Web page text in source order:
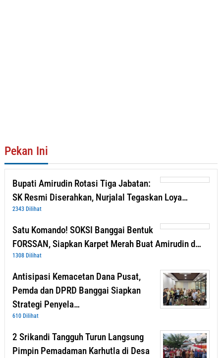
Pekan Ini
Bupati Amirudin Rotasi Tiga Jabatan:
SK Resmi Diserahkan, Nurjalal Tegaskan Loya…
2343 Dilihat
Satu Komando! SOKSI Banggai Bentuk
FORSSAN, Siapkan Karpet Merah Buat Amirudin d…
1308 Dilihat
Antisipasi Kemacetan Dana Pusat,
Pemda dan DPRD Banggai Siapkan
Strategi Penyela…
610 Dilihat
2 Srikandi Tangguh Turun Langsung
Pimpin Pemadaman Karhutla di Desa